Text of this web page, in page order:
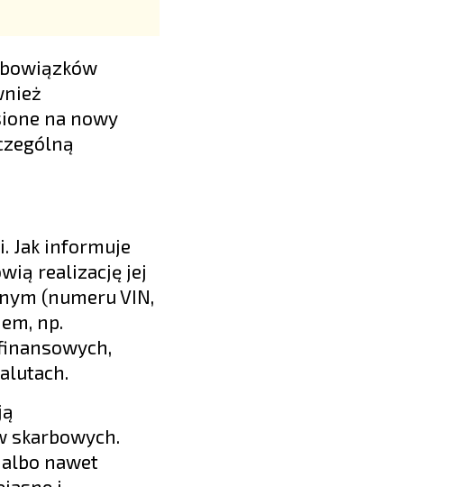
na nowy
Jak informuje
realizację jej
(numeru VIN,
np.
skarbowych.
nawet